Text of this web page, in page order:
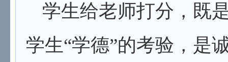
学生给老师打分，既
学生“学德”的考验，是